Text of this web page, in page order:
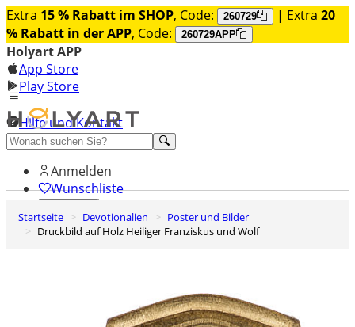
Extra 15 % Rabatt im SHOP, Code: 260729 | Extra 20
% Rabatt in der APP, Code: 260729APP
Holyart APP
App Store
Play Store
Hilfe und Kontakt
Entdecken Sie Premium
Anmelden
Wunschliste
0
Warenkorb
Startseite Devotionalien
Poster und Bilder
Druckbild auf Holz Heiliger Franziskus und Wolf